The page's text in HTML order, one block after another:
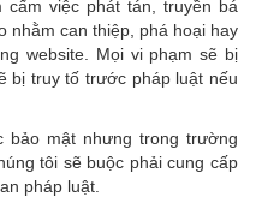
việc phát tán, truyền bá
nhằm can thiệp, phá hoại hay
website. Mọi vi phạm sẽ bị
bị truy tố trước pháp luật nếu
mật nhưng trong trường
tôi sẽ buộc phải cung cấp
pháp luật.